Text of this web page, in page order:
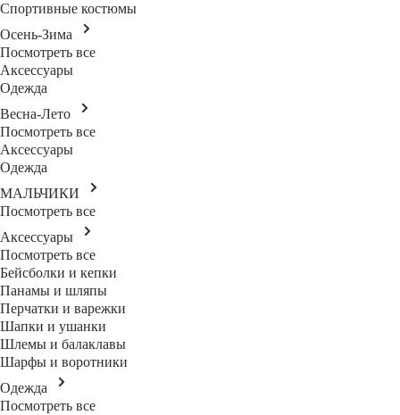
Спортивные костюмы
Осень-Зима
Посмотреть все
Аксессуары
Одежда
Весна-Лето
Посмотреть все
Аксессуары
Одежда
МАЛЬЧИКИ
Посмотреть все
Аксессуары
Посмотреть все
Бейсболки и кепки
Панамы и шляпы
Перчатки и варежки
Шапки и ушанки
Шлемы и балаклавы
Шарфы и воротники
Одежда
Посмотреть все